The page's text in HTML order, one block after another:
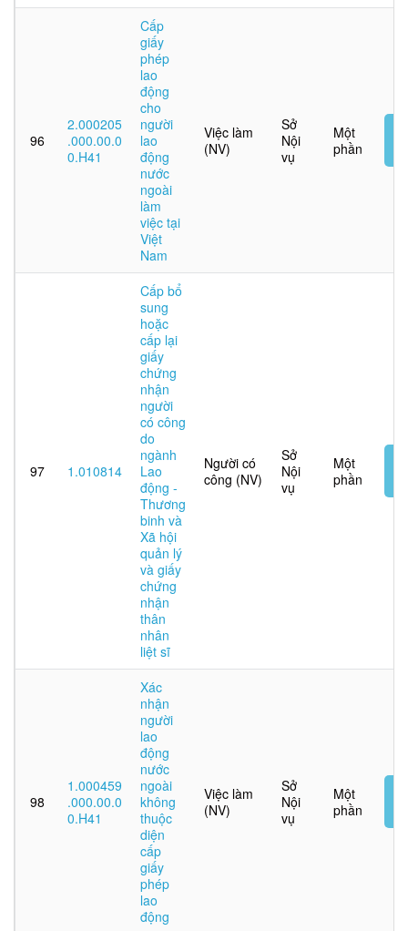
96
2.000205
.000.00.0
0.H41
Cấp
giấy
phép
lao
động
cho
người
lao
động
nước
ngoài
làm
việc tại
Việt
Nam
Việc làm
(NV)
Sở
Nội
vụ
Một
phần
97 1.010814
Cấp bổ
sung
hoặc
cấp lại
giấy
chứng
nhận
người
có công
do
ngành
Lao
động -
Thương
binh và
Xã hội
quản lý
và giấy
chứng
nhận
thân
nhân
liệt sĩ
Người có
công (NV)
Sở
Nội
vụ
Một
phần
98
1.000459
.000.00.0
0.H41
Xác
nhận
người
lao
động
nước
ngoài
không
thuộc
diện
cấp
giấy
phép
lao
động
Việc làm
(NV)
Sở
Nội
vụ
Một
phần